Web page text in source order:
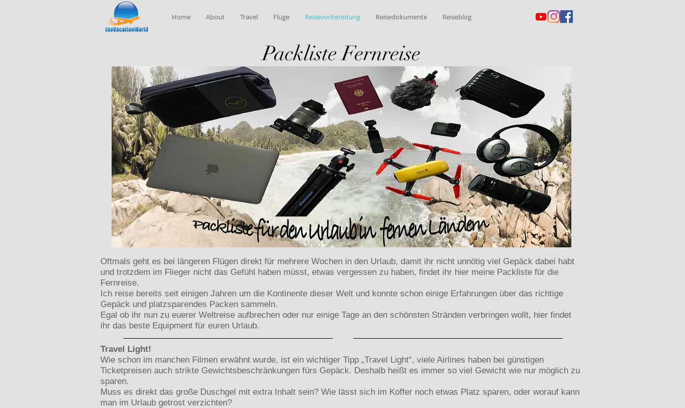
Home About Travel Flüge Reisevorbereitung Reisedokumente Reiseblog
Packliste Fernreise
Oftmals geht es bei längeren Flügen direkt für mehrere Wochen in den Urlaub, damit ihr nicht unnötig viel Gepäck dabei habt
und trotzdem im Flieger nicht das Gefühl haben müsst, etwas vergessen zu haben, findet ihr hier meine Packliste für die
Fernreise.
Ich reise bereits seit einigen Jahren um die Kontinente dieser Welt und konnte schon einige Erfahrungen über das richtige
Gepäck und platzsparendes Packen sammeln.
Egal ob ihr nun zu euerer Weltreise aufbrechen oder nur einige Tage an den schönsten Stränden verbringen wollt, hier findet
ihr das beste Equipment für euren Urlaub.
Travel Light!
Wie schon im manchen Filmen erwähnt wurde, ist ein wichtiger Tipp „Travel Light“, viele Airlines haben bei günstigen
Ticketpreisen auch strikte Gewichtsbeschränkungen fürs Gepäck. Deshalb heißt es immer so viel Gewicht wie nur möglich zu
sparen.
Muss es direkt das große Duschgel mit extra Inhalt sein? Wie lässt sich im Koffer noch etwas Platz sparen, oder worauf kann
man im Urlaub getrost verzichten?